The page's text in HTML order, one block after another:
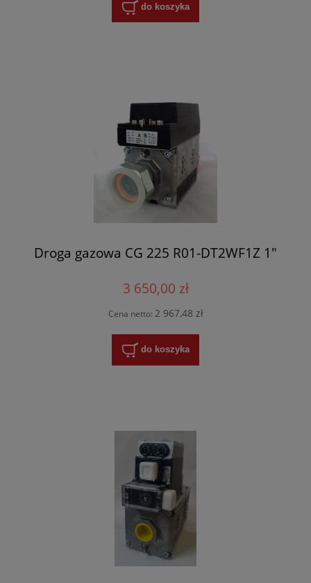
do koszyka
Droga gazowa CG 225 R01-DT2WF1Z 1"
3 650,00 zł
Cena netto: 2 967,48 zł
do koszyka